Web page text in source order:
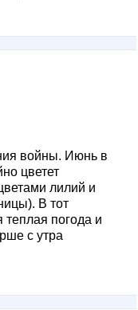
войны. Июнь в
цветет
лилий и
В тот
теплая погода и
с утра